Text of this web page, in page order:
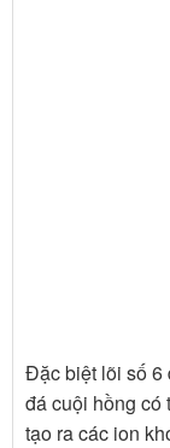
Đặc biệt lõi số 6
đá cuội hồng có
tạo ra các ion